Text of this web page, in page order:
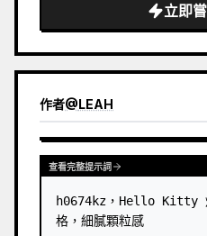
立即
作者@LEAH
查看完整提示詞
h0674kz，Hello Kitty
格，細膩顆粒感